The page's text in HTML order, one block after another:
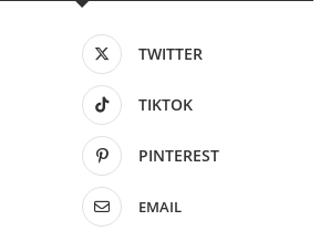
TWITTER
TIKTOK
PINTEREST
EMAIL